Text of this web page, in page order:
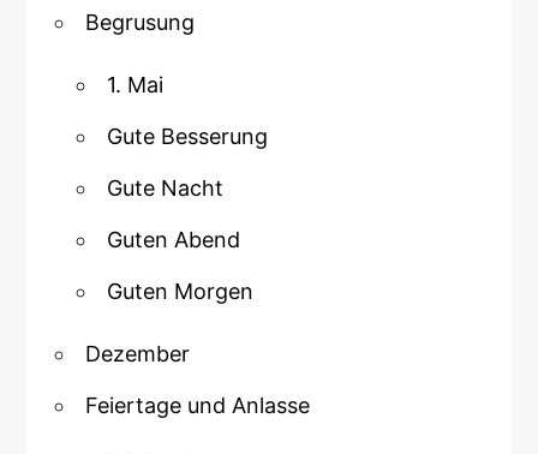
Begrusung
1. Mai
Gute Besserung
Gute Nacht
Guten Abend
Guten Morgen
Dezember
Feiertage und Anlasse